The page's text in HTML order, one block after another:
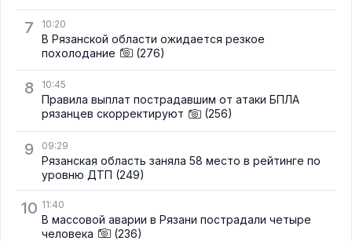
7 10:20
В Рязанской области ожидается резкое
похолодание
(276)
8 10:45
Правила выплат пострадавшим от атаки БПЛА
рязанцев скорректируют
(256)
9 09:29
Рязанская область заняла 58 место в рейтинге по
уровню ДТП (249)
10 11:40
В массовой аварии в Рязани пострадали четыре
человека
(236)